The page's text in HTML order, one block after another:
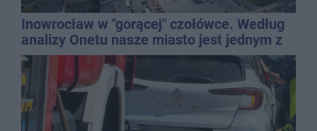
Inowrocław w "gorącej" czołówce. Według
analizy Onetu nasze miasto jest jednym z
najbardziej narażonych na upały